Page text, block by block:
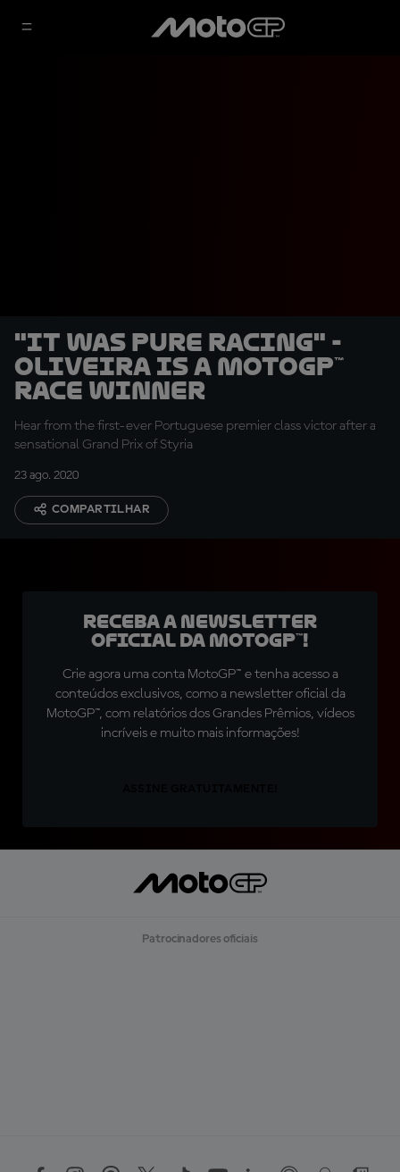
"It was pure racing" -
Oliveira is a MotoGP™
race winner
Hear from the first-ever Portuguese premier class victor after a
sensational Grand Prix of Styria
23 ago. 2020
COMPARTILHAR
Receba a newsletter
oficial da MotoGP™!
Crie agora uma conta MotoGP™ e tenha acesso a
conteúdos exclusivos, como a newsletter oficial da
MotoGP™, com relatórios dos Grandes Prêmios, vídeos
incríveis e muito mais informações!
Patrocinadores oficiais